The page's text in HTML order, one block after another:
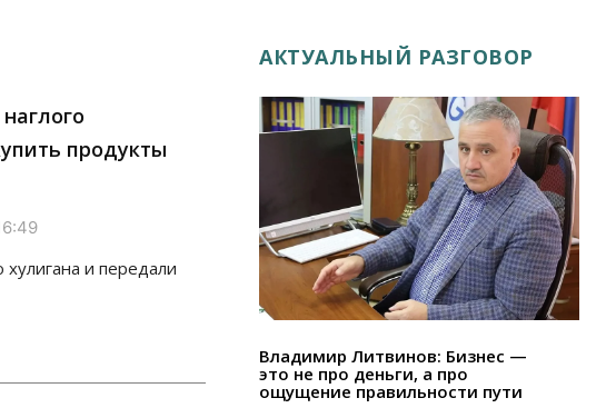
продукты
и передали
АКТУАЛЬНЫЙ РАЗГОВОР
Владимир Литвинов: Бизнес —
это не про деньги, а про
ощущение правильности пути